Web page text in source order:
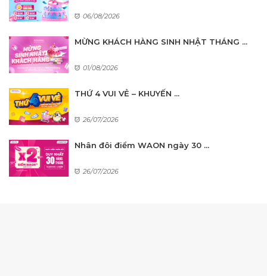
06/08/2026
MỪNG KHÁCH HÀNG SINH NHẬT THÁNG ...
01/08/2026
THỨ 4 VUI VẺ – KHUYẾN ...
26/07/2026
Nhân đôi điểm WAON ngày 30 ...
26/07/2026